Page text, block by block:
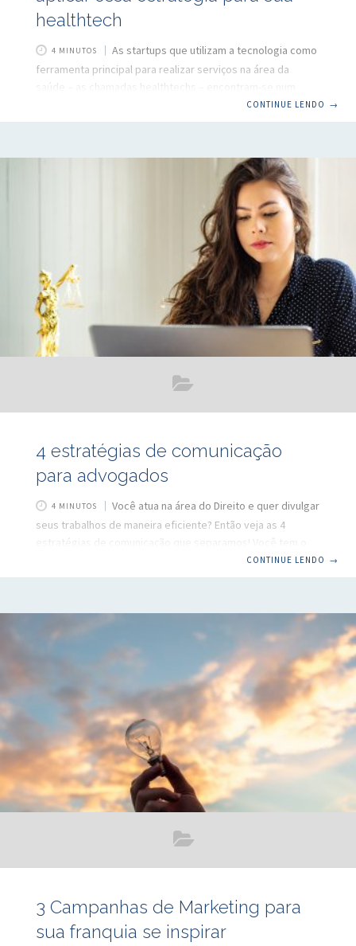
healthtech
4 MINUTOS
As startups que utilizam a tecnologia como
ferramenta principal para realizar serviços na área da
saúde – as chamadas healthtechs – encontram-se num
momento de grande evidência, por conta de toda a
investimentos.. Segundo o Healthtech Report da Distrito,
apenas nos três primeiros meses de 2021 esse setor
captou mais de 90 milhões de dólares no Brasil, cerca de
CONTINUE LENDO →
4 estratégias de comunicação
para advogados
4 MINUTOS
Você atua na área do Direito e quer divulgar
seus trabalhos de maneira eficiente? Então veja as 4
estratégias de comunicação que separamos! Você tem o
seu escritório de advocacia e está buscando maneiras de
aconteça de maneira efetiva é necessário comunicar seus
serviços de maneira a atingir as pessoas certas.
Entretanto, antes de fazer qualquer coisa, é necessário
lembrar que toda pessoa que presta serviços de advocacia
CONTINUE LENDO →
3 Campanhas de Marketing para
sua franquia se inspirar